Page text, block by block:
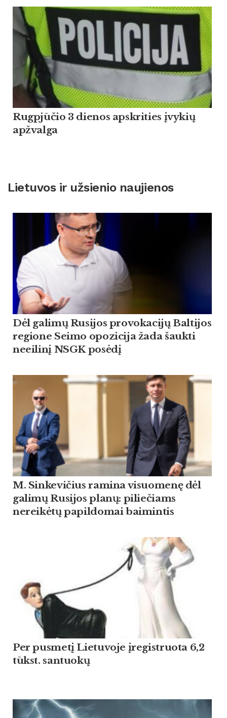
Rugpjūčio 3 dienos apskrities įvykių
apžvalga
Lietuvos ir užsienio naujienos
Dėl galimų Rusijos provokacijų Baltijos
regione Seimo opozicija žada šaukti
neeilinį NSGK posėdį
M. Sinkevičius ramina visuomenę dėl
galimų Rusijos planų: piliečiams
nereikėtų papildomai baimintis
Per pusmetį Lietuvoje įregistruota 6,2
tūkst. santuokų